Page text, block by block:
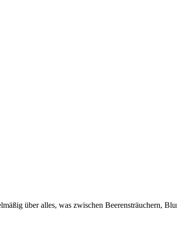
über alles, was zwischen Beerensträuchern,